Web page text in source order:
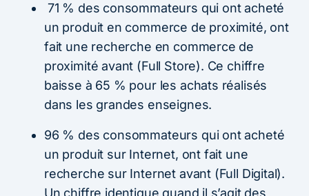
71 % des consommateurs qui ont acheté
un produit en commerce de proximité, ont
fait une recherche en commerce de
proximité avant (Full Store). Ce chiffre
baisse à 65 % pour les achats réalisés
dans les grandes enseignes.
96 % des consommateurs qui ont acheté
un produit sur Internet, ont fait une
recherche sur Internet avant (Full Digital).
Un chiffre identique quand il s’agit des